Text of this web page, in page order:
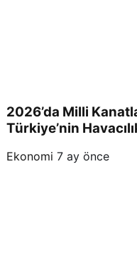
2026’da Milli
Türkiye’nin
Ekonomi 7 ay önce